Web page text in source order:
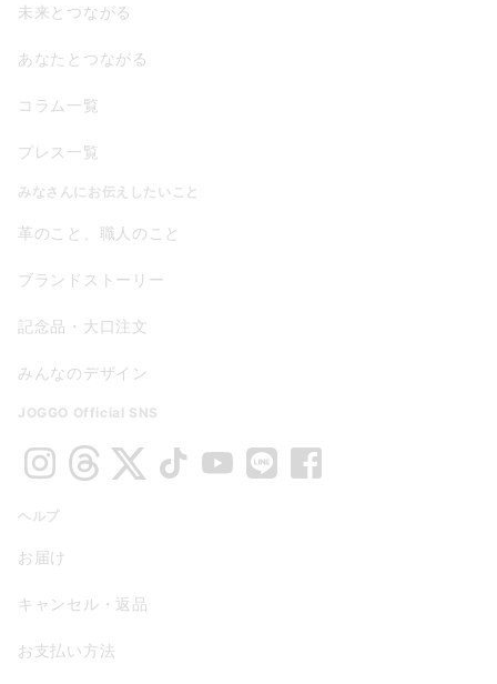
未来とつながる
あなたとつながる
コラム一覧
プレス一覧
みなさんにお伝えしたいこと
革のこと、職人のこと
ブランドストーリー
記念品・大口注文
みんなのデザイン
JOGGO Official SNS
ヘルプ
お届け
キャンセル・返品
お支払い方法